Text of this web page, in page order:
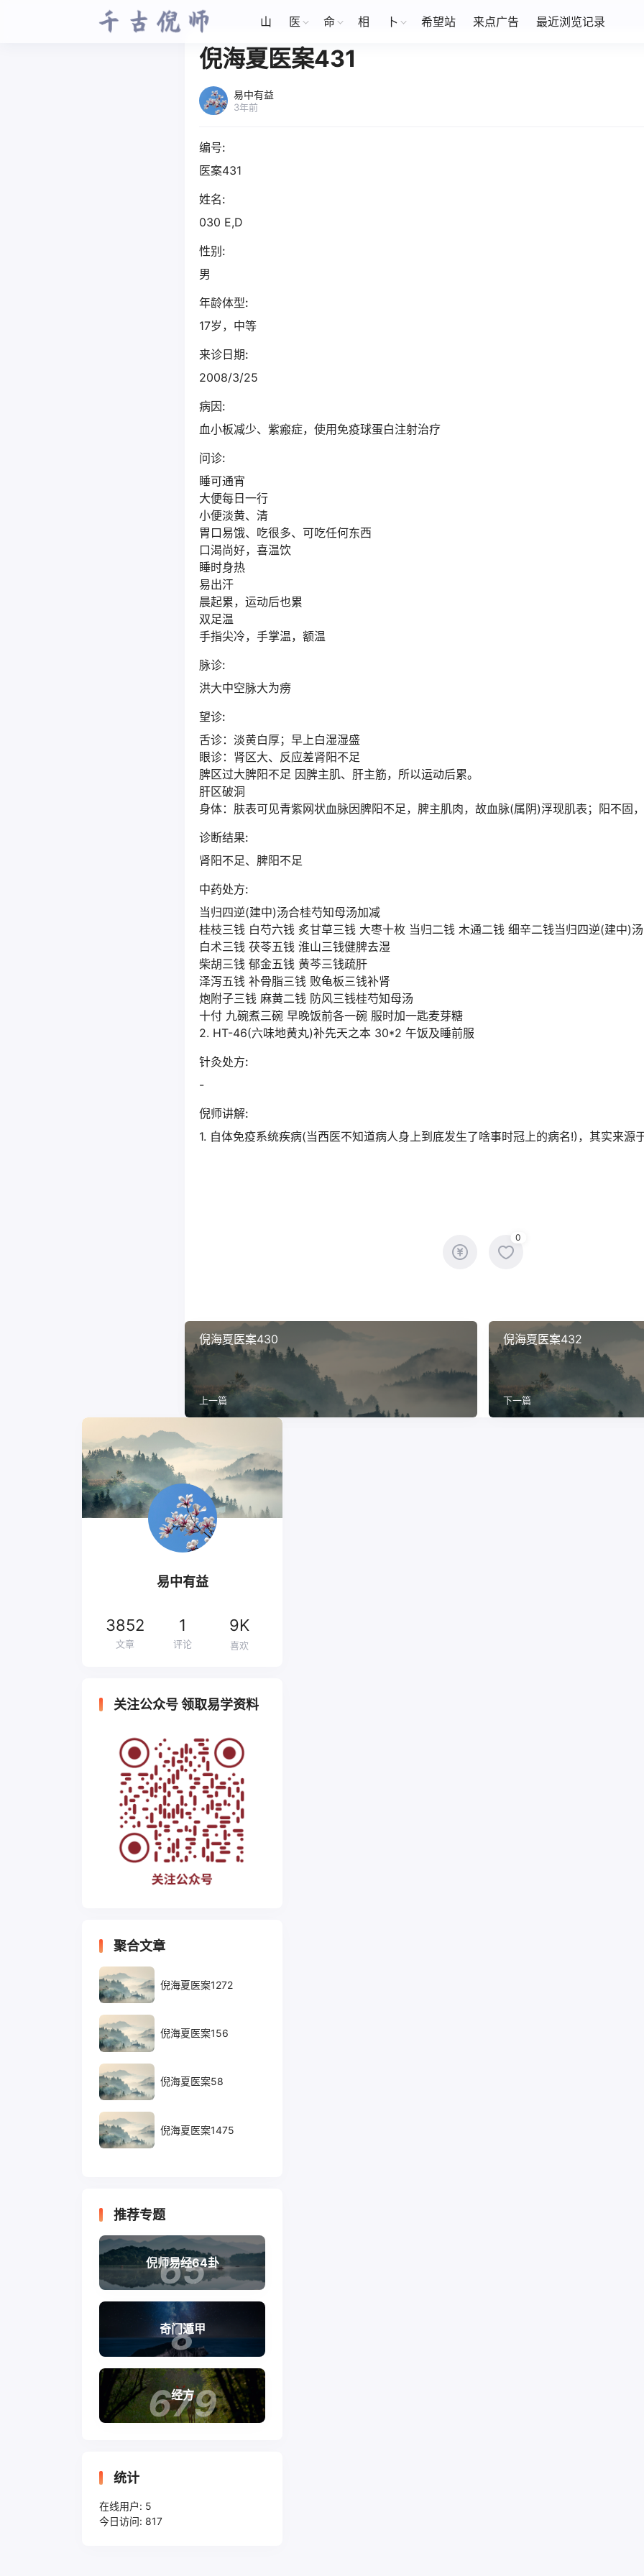
山 医 命 相 卜 希望站 来点广告 最近浏览记录
倪海夏医案431
易中有益
3年前
编号:
医案431
姓名:
030 E,D
性别:
男
年龄体型:
17岁，中等
来诊日期:
2008/3/25
病因:
血小板减少、紫瘢症，使用免疫球蛋白注射治疗
问诊:
睡可通宵
大便每日一行
小便淡黄、清
胃口易饿、吃很多、可吃任何东西
口渴尚好，喜温饮
睡时身热
易出汗
晨起累，运动后也累
双足温
手指尖冷，手掌温，额温
脉诊:
洪大中空脉大为痨
望诊:
舌诊：淡黄白厚；早上白湿湿盛
眼诊：肾区大、反应差肾阳不足
脾区过大脾阳不足 因脾主肌、肝主筋，所以运动后累。
肝区破洞
身体：肤表可见青紫网状血脉因脾阳不足，脾主肌肉，故血脉(属阴)浮现肌表；阳不固
诊断结果:
肾阳不足、脾阳不足
中药处方:
当归四逆(建中)汤合桂芍知母汤加减
桂枝三钱 白芍六钱 炙甘草三钱 大枣十枚 当归二钱 木通二钱 细辛二钱当归四逆(建中)
白术三钱 茯苓五钱 淮山三钱健脾去湿
柴胡三钱 郁金五钱 黄芩三钱疏肝
泽泻五钱 补骨脂三钱 败龟板三钱补肾
炮附子三钱 麻黄二钱 防风三钱桂芍知母汤
十付 九碗煮三碗 早晚饭前各一碗 服时加一匙麦芽糖
2. HT-46(六味地黄丸)补先天之本 30*2 午饭及睡前服
针灸处方:
-
倪师讲解:
1. 自体免疫系统疾病(当西医不知道病人身上到底发生了啥事时冠上的病名!)，其实来源
0
倪海夏医案430
上一篇
倪海夏医案432
下一篇
易中有益
3852
文章
1
评论
9K
喜欢
关注公众号 领取易学资料
聚合文章
倪海夏医案1272
倪海夏医案156
倪海夏医案58
倪海夏医案1475
推荐专题
65
倪师易经64卦
8
奇门遁甲
679
经方
统计
在线用户: 5
今日访问: 817